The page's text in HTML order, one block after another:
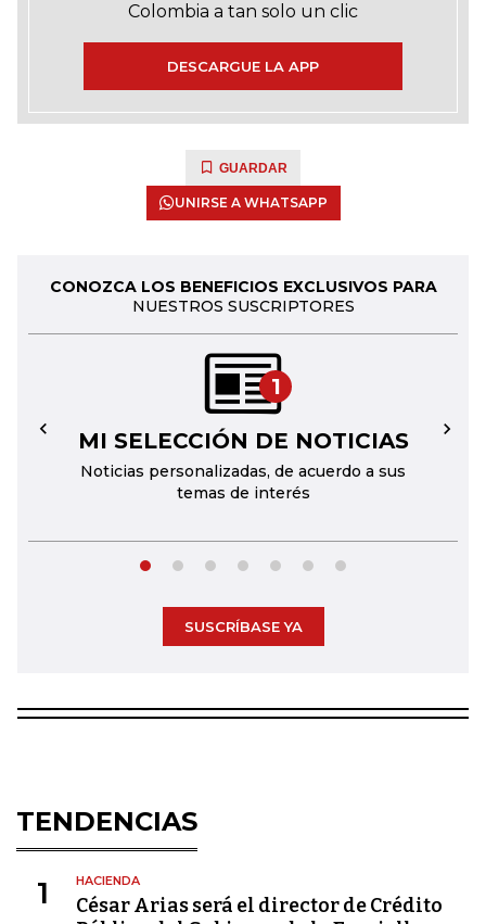
Colombia a tan solo un clic
DESCARGUE LA APP
GUARDAR
UNIRSE A WHATSAPP
CONOZCA LOS BENEFICIOS EXCLUSIVOS PARA
NUESTROS SUSCRIPTORES
1
MI SELECCIÓN DE NOTICIAS
Noticias personalizadas, de acuerdo a sus
temas de interés
← →
SUSCRÍBASE YA
TENDENCIAS
1 HACIENDA
César Arias será el director de Crédito